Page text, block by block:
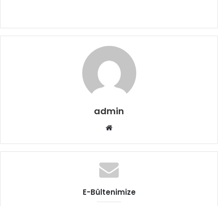
admin
Web
E-Bültenimize